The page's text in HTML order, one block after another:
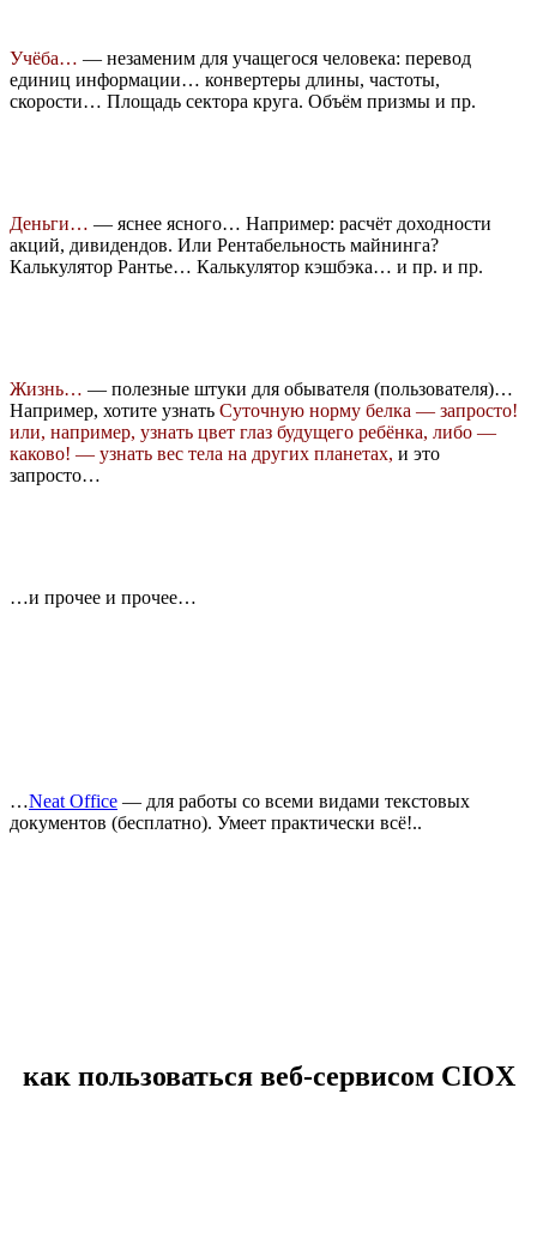
Учёба… — незаменим для учащегося человека: перевод
единиц информации… конвертеры длины, частоты,
скорости… Площадь сектора круга. Объём призмы и пр.
Деньги… — яснее ясного… Например: расчёт доходности
акций, дивидендов. Или Рентабельность майнинга?
Калькулятор Рантье… Калькулятор кэшбэка… и пр. и пр.
Жизнь… — полезные штуки для обывателя (пользователя)…
Например, хотите узнать Суточную норму белка — запросто!
или, например, узнать цвет глаз будущего ребёнка, либо —
каково! — узнать вес тела на других планетах, и это
запросто…
…и прочее и прочее…
…Neat Office — для работы со всеми видами текстовых
документов (бесплатно). Умеет практически всё!..
как пользоваться веб-сервисом CIOX